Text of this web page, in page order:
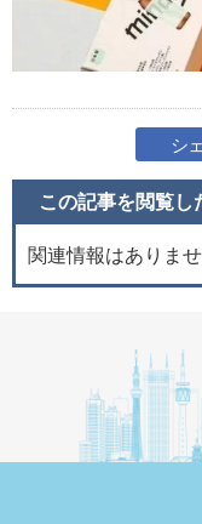
シ
この記事を閲覧し
関連情報はありませ